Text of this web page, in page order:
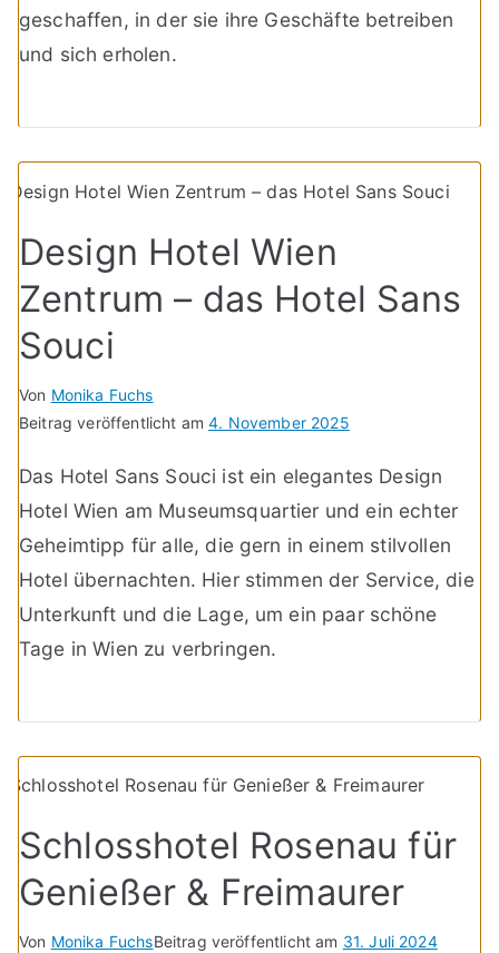
geschaffen, in der sie ihre Geschäfte betreiben
und sich erholen.
Design Hotel Wien
Zentrum – das Hotel Sans
Souci
Von Monika Fuchs
Beitrag veröffentlicht am4. November 2025
Das Hotel Sans Souci ist ein elegantes Design
Hotel Wien am Museumsquartier und ein echter
Geheimtipp für alle, die gern in einem stilvollen
Hotel übernachten. Hier stimmen der Service, die
Unterkunft und die Lage, um ein paar schöne
Tage in Wien zu verbringen.
Schlosshotel Rosenau für
Genießer & Freimaurer
Von Monika FuchsBeitrag veröffentlicht am 31. Juli 2024